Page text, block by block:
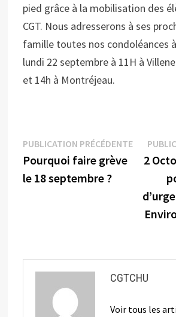
pied grâce à la mobilisation des
CGT. Nous adresserons à ses
famille toutes nos condoléances
lundi 22 septembre à 11H à
et 14h à Montréjeau.
Navigation
de
l’article
PUBLICATION PRÉCÉDENTE
Pourquoi faire grève
le 18 septembre ?
2
CGTCHU
Voir tous les